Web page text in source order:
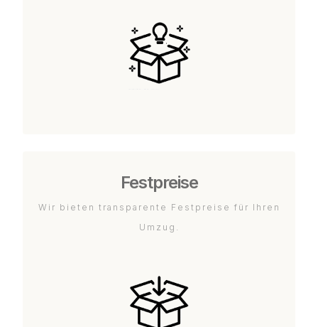
Festpreise
Wir bieten transparente Festpreise für Ihren
Umzug.